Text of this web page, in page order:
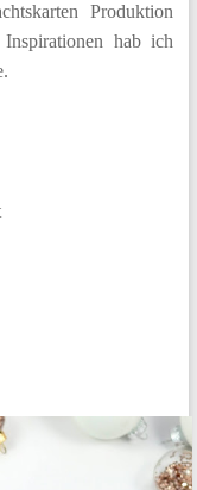
Produktion
hab ich